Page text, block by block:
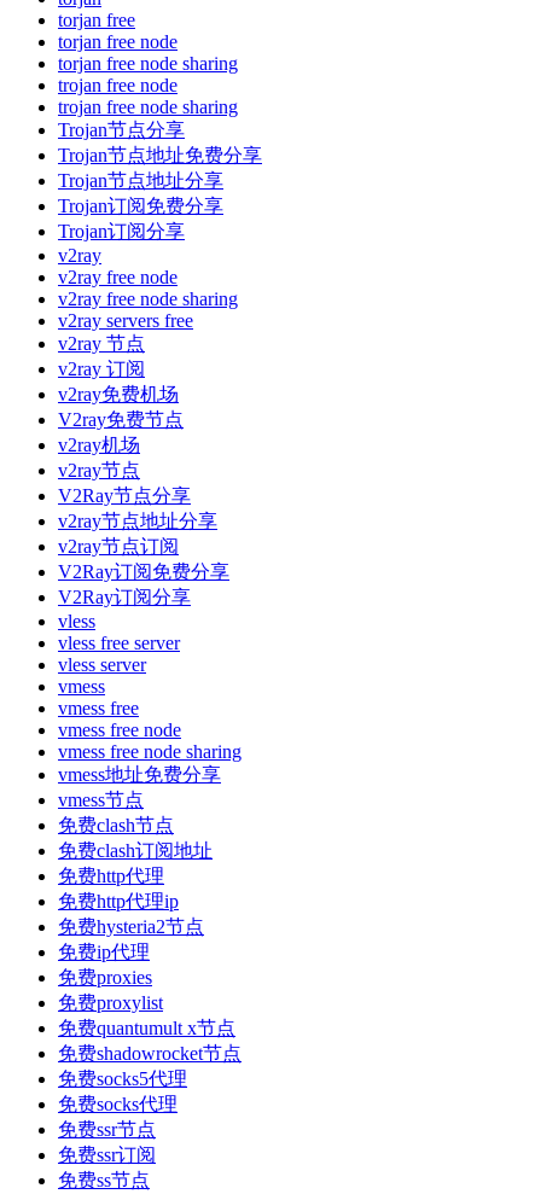
torjan free
torjan free node
torjan free node sharing
trojan free node
trojan free node sharing
Trojan节点分享
Trojan节点地址免费分享
Trojan节点地址分享
Trojan订阅免费分享
Trojan订阅分享
v2ray
v2ray free node
v2ray free node sharing
v2ray servers free
v2ray 节点
v2ray 订阅
v2ray免费机场
V2ray免费节点
v2ray机场
v2ray节点
V2Ray节点分享
v2ray节点地址分享
v2ray节点订阅
V2Ray订阅免费分享
V2Ray订阅分享
vless
vless free server
vless server
vmess
vmess free
vmess free node
vmess free node sharing
vmess地址免费分享
vmess节点
免费clash节点
免费clash订阅地址
免费http代理
免费http代理ip
免费hysteria2节点
免费ip代理
免费proxies
免费proxylist
免费quantumult x节点
免费shadowrocket节点
免费socks5代理
免费socks代理
免费ssr节点
免费ssr订阅
免费ss节点